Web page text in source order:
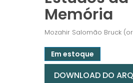
Memória
Mozahir Salomão Bruck
Em estoque
DOWNLOAD DO